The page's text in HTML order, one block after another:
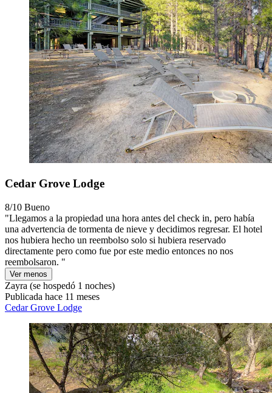
Cedar Grove Lodge
8/10 Bueno
"Llegamos a la propiedad una hora antes del check in, pero había
una advertencia de tormenta de nieve y decidimos regresar. El hotel
nos hubiera hecho un reembolso solo si hubiera reservado
directamente pero como fue por este medio entonces no nos
reembolsaron. "
Ver menos
Zayra (se hospedó 1 noches)
Publicada hace 11 meses
Cedar Grove Lodge